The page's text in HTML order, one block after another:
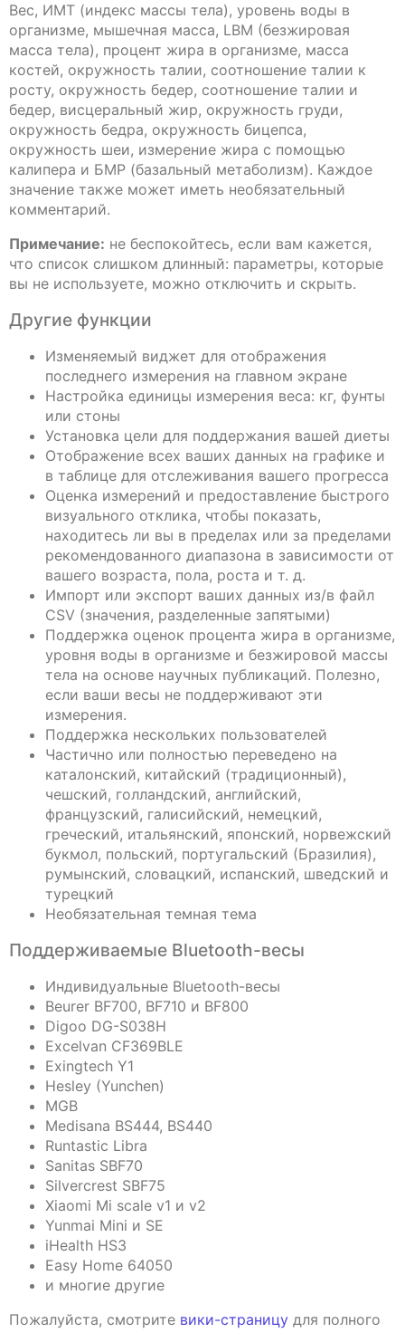
Вес, ИМТ (индекс массы тела), уровень воды в
организме, мышечная масса, LBM (безжировая
масса тела), процент жира в организме, масса
костей, окружность талии, соотношение талии к
росту, окружность бедер, соотношение талии и
бедер, висцеральный жир, окружность груди,
окружность бедра, окружность бицепса,
окружность шеи, измерение жира с помощью
калипера и БМР (базальный метаболизм). Каждое
значение также может иметь необязательный
комментарий.
Примечание: не беспокойтесь, если вам кажется,
что список слишком длинный: параметры, которые
вы не используете, можно отключить и скрыть.
Другие функции
Изменяемый виджет для отображения
последнего измерения на главном экране
Настройка единицы измерения веса: кг, фунты
или стоны
Установка цели для поддержания вашей диеты
Отображение всех ваших данных на графике и
в таблице для отслеживания вашего прогресса
Оценка измерений и предоставление быстрого
визуального отклика, чтобы показать,
находитесь ли вы в пределах или за пределами
рекомендованного диапазона в зависимости от
вашего возраста, пола, роста и т. д.
Импорт или экспорт ваших данных из/в файл
CSV (значения, разделенные запятыми)
Поддержка оценок процента жира в организме,
уровня воды в организме и безжировой массы
тела на основе научных публикаций. Полезно,
если ваши весы не поддерживают эти
измерения.
Поддержка нескольких пользователей
Частично или полностью переведено на
каталонский, китайский (традиционный),
чешский, голландский, английский,
французский, галисийский, немецкий,
греческий, итальянский, японский, норвежский
букмол, польский, португальский (Бразилия),
румынский, словацкий, испанский, шведский и
турецкий
Необязательная темная тема
Поддерживаемые Bluetooth-весы
Индивидуальные Bluetooth-весы
Beurer BF700, BF710 и BF800
Digoo DG-S038H
Excelvan CF369BLE
Exingtech Y1
Hesley (Yunchen)
MGB
Medisana BS444, BS440
Runtastic Libra
Sanitas SBF70
Silvercrest SBF75
Xiaomi Mi scale v1 и v2
Yunmai Mini и SE
iHealth HS3
Easy Home 64050
и многие другие
Пожалуйста, смотрите вики-страницу для полного